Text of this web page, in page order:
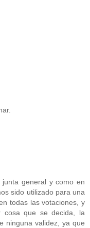
general y como en
sido utilizado para una
todas las votaciones, y
cosa que se decida, la
ninguna validez, ya que